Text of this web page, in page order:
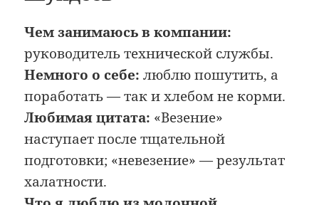
Чем занимаюсь в компании:
руководитель технической службы.
Немного о себе: люблю пошутить, а
поработать — так и хлебом не корми.
Любимая цитата: «Везение»
наступает после тщательной
подготовки; «невезение» — результат
халатности.